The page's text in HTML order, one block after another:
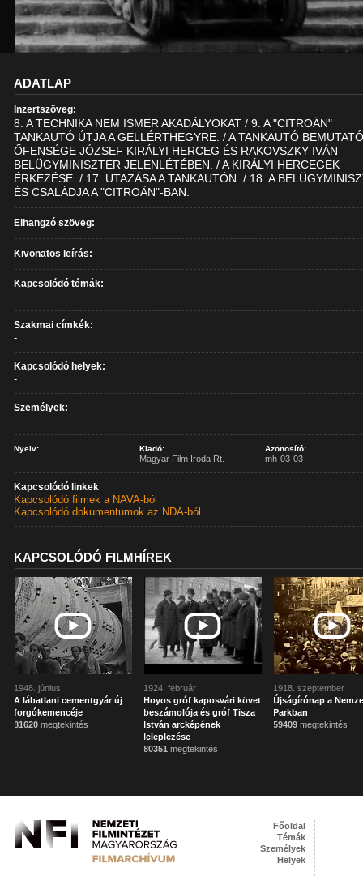
ADATLAP
Inzertszöveg:
8. A TECHNIKA NEM ISMER AKADÁLYOKAT / 9. A "CITROÄN"
TANKAUTÓ ÚTJA A GELLÉRTHEGYRE. / A TANKAUTÓ
ŐFENSÉGE JÓZSEF KIRÁLYI HERCEG ÉS RAKOVSZKY IVÁN
BELÜGYMINISZTER JELENLÉTÉBEN. / A KIRÁLYI HERCEGEK
ÉRKEZÉSE. / 17. UTAZÁSA A TANKAUTÓN. / 18. A
ÉS CSALÁDJA A "CITROÄN"-BAN.
Elhangzó szöveg:
Kivonatos leírás:
Kapcsolódó témák:
-
Szakmai címkék:
-
Kapcsolódó helyek:
-
Személyek:
-
Nyelv: Kiadó:
Magyar Film Iroda Rt.
Azonosító:
mh-03-03
Kapcsolódó linkek
Kapcsolódó filmek a NAVA-ból
Kapcsolódó dokumentumok az NDA-ból
KAPCSOLÓDÓ FILMHÍREK
1948. június
A lábatlani cementgyár új
forgókemencéje
81620 megtekintés
1924. február
Hoyos gróf kaposvári követ
beszámolója és gróf Tisza
István arcképének
leleplezése
80351 megtekintés
1918. szeptember
Újságírónap a
Parkban
59409 megtekintés
Főoldal
Témák
Személyek
Helyek